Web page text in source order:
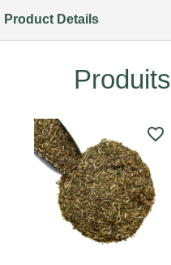
Product Details
Produits
favorite_border